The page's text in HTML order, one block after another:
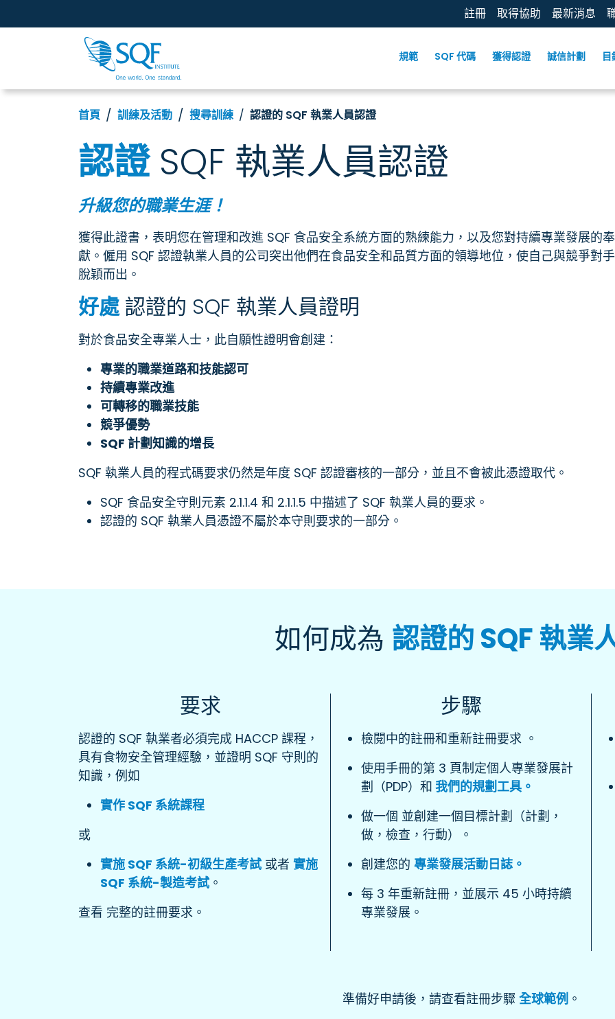
註冊 取得協助 最新消息
規範 SQF 代碼 獲得認證 誠信計劃 目
首頁 訓練及活動 搜尋訓練 認證的 SQF 執業人員認證
認證SQF 執業人員認證
升級您的職業生涯！
獲得此證書，表明您在管理和改進 SQF 食品安全系統方面的熟練能力，以及您對持續專業發展的奉
獻。僱用 SQF 認證執業人員的公司突出他們在食品安全和品質方面的領導地位，使自己與競爭對手
脫穎而出。
好處認證的 SQF 執業人員證明
對於食品安全專業人士，此自願性證明會創建：
專業的職業道路和技能認可
持續專業改進
可轉移的職業技能
競爭優勢
SQF 計劃知識的增長
SQF 執業人員的程式碼要求仍然是年度 SQF 認證審核的一部分，並且不會被此憑證取代。
SQF 食品安全守則元素 2.1.1.4 和 2.1.1.5 中描述了 SQF 執業人員的要求。
認證的 SQF 執業人員憑證不屬於本守則要求的一部分。
如何成為 認證的 SQF 執業
要求
認證的 SQF 執業者必須完成 HACCP 課程，
具有食物安全管理經驗，並證明 SQF 守則的
知識，例如
實作 SQF 系統課程
或
實施 SQF 系統-初級生產考試 或者 實施
SQF 系統-製造考試 。
查看 完整的註冊要求。
步驟
檢閱中的註冊和重新註冊要求 。
使用手冊的第 3 頁制定個人專業發展計
劃（PDP）和 我們的規劃工具。
做一個 並創建一個目標計劃（計劃，
做，檢查，行動）。
創建您的 專業發展活動日誌。
每 3 年重新註冊，並展示 45 小時持續
專業發展。
準備好申請後，請查看註冊步驟 全球範例。